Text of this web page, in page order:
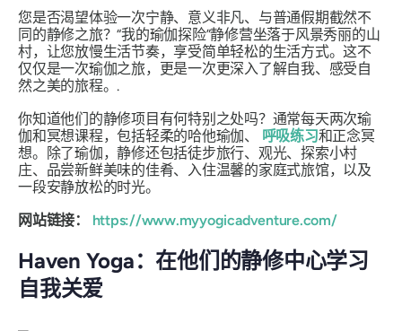
您是否渴望体验一次宁静、意义非凡、与普通假期截然不
同的静修之旅？“我的瑜伽探险”静修营坐落于风景秀丽的山
村，让您放慢生活节奏，享受简单轻松的生活方式。这不
仅仅是一次瑜伽之旅，更是一次更深入了解自我、感受自
然之美的旅程。.
你知道他们的静修项目有何特别之处吗？通常每天两次瑜
伽和冥想课程，包括轻柔的哈他瑜伽、 呼吸练习和正念冥
想。除了瑜伽，静修还包括徒步旅行、观光、探索小村
庄、品尝新鲜美味的佳肴、入住温馨的家庭式旅馆，以及
一段安静放松的时光。
网站链接： https://www.myyogicadventure.com/
Haven Yoga：在他们的静修中心学习
自我关爱